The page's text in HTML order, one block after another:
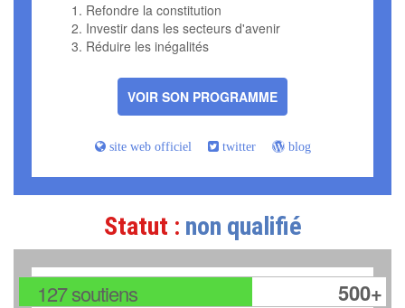
Refondre la constitution
Investir dans les secteurs d'avenir
Réduire les inégalités
VOIR SON PROGRAMME
site web officiel twitter blog
Statut : non qualifié
500+
127 soutiens